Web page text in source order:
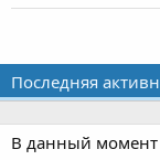
Последняя
В данный момент